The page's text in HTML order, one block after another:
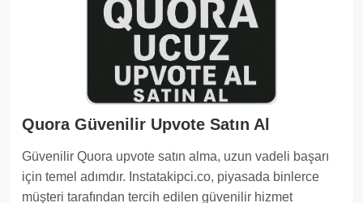
Quora Güvenilir Upvote Satın Al
Güvenilir Quora upvote satın alma, uzun vadeli başarı
için temel adımdır. Instatakipci.co, piyasada binlerce
müşteri tarafından tercih edilen güvenilir hizmet